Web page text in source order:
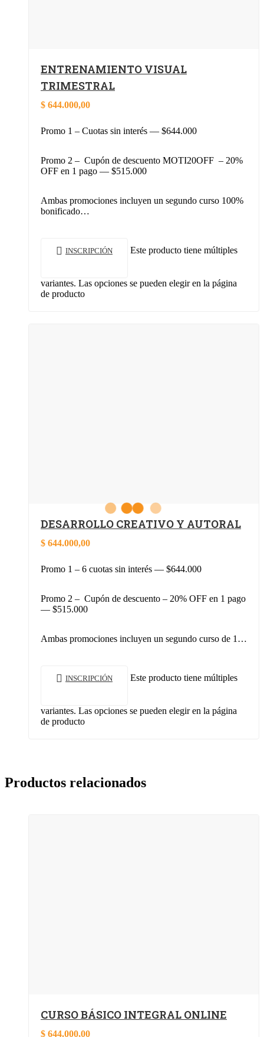
ENTRENAMIENTO VISUAL
TRIMESTRAL
$ 644.000,00
Promo 1 – Cuotas sin interés — $644.000
Promo 2 – Cupón de descuento MOTI20OFF – 20%
OFF en 1 pago — $515.000
Ambas promociones incluyen un segundo curso 100%
bonificado…
INSCRIPCIÓN Este producto tiene múltiples
variantes. Las opciones se pueden elegir en la página
de producto
DESARROLLO CREATIVO Y AUTORAL
$ 644.000,00
Promo 1 – 6 cuotas sin interés — $644.000
Promo 2 – Cupón de descuento – 20% OFF en 1 pago
— $515.000
Ambas promociones incluyen un segundo curso de 1…
INSCRIPCIÓN Este producto tiene múltiples
variantes. Las opciones se pueden elegir en la página
de producto
Productos relacionados
CURSO BÁSICO INTEGRAL ONLINE
$ 644.000,00